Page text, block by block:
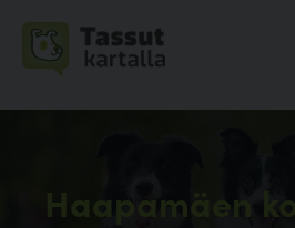
Haapamäen